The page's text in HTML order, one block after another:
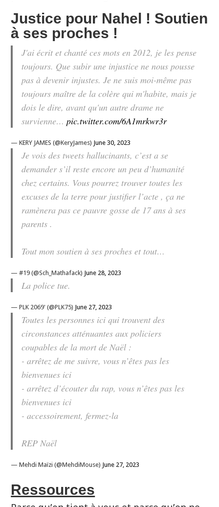
Justice pour Nahel ! Soutien
à ses proches !
J'ai écrit et chanté ces mots en 2012, je les pense
toujours. Que subir une injustice ne nous pousse
pas à devenir injustes. Je ne suis moi-même pas
toujours maître de la colère qui m'habite, mais je
dois le dire, avant qu'un autre drame ne
survienne…pic.twitter.com/6A1mrkwr3r
— KERY JAMES (@KeryJames) June 30, 2023
Je vois des tweets hallucinants, c’est a se
demander s’il reste encore un peu d’humanité
chez certains. Vous pourrez trouver toutes les
excuses de la terre pour justifier l’acte , ça ne
ramènera pas ce pauvre gosse de 17 ans à ses
parents .
Tout mon soutien à ses proches et tout…
— #19 (@Sch_Mathafack) June 28, 2023
La police tue.
— PLK 2069' (@PLK75) June 27, 2023
Toutes les personnes ici qui trouvent des
circonstances atténuantes aux policiers
coupables de la mort de Naël :
- arrêtez de me suivre, vous n’êtes pas les
bienvenues ici
- arrêtez d’écouter du rap, vous n’êtes pas les
bienvenues ici
- accessoirement, fermez-la
REP Naël
— Mehdi Maïzi (@MehdiMouse) June 27, 2023
Ressources